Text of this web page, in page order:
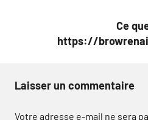
Ce
https://
Laisser un commentaire
Votre adresse e-mail ne sera